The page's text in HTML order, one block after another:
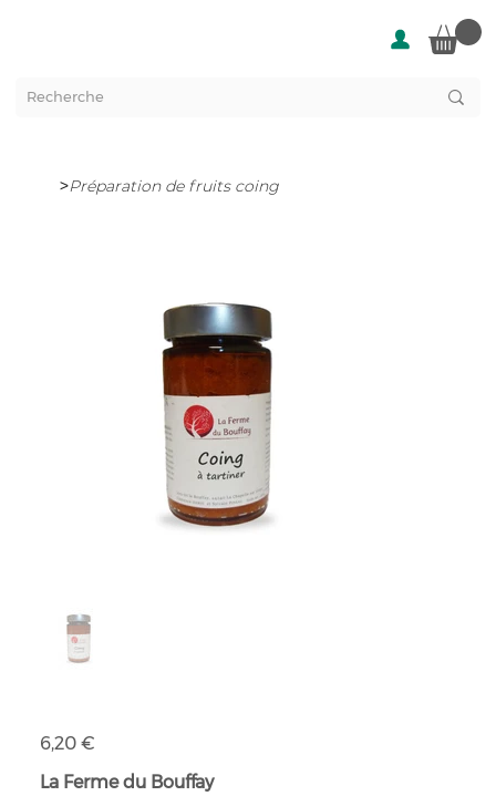
>Préparation de fruits coing
Prix
6,20 €
La Ferme du Bouffay